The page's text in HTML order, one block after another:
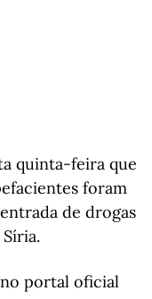
quinta-feira que
foram
de drogas
portal oficial